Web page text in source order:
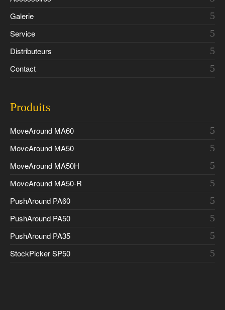
Galerie
Service
Distributeurs
Contact
Produits
MoveAround MA60
MoveAround MA50
MoveAround MA50H
MoveAround MA50-R
PushAround PA60
PushAround PA50
PushAround PA35
StockPicker SP50